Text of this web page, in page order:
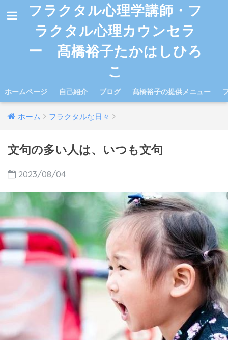
フラクタル心理学講師・フ
ラクタル心理カウンセラ
ー 髙橋裕子たかはしひろ
こ
ホームページ 自己紹介 ブログ 髙橋裕子の提供メニュー
ホーム フラクタルな日々
文句の多い人は、いつも文句
2023/08/04